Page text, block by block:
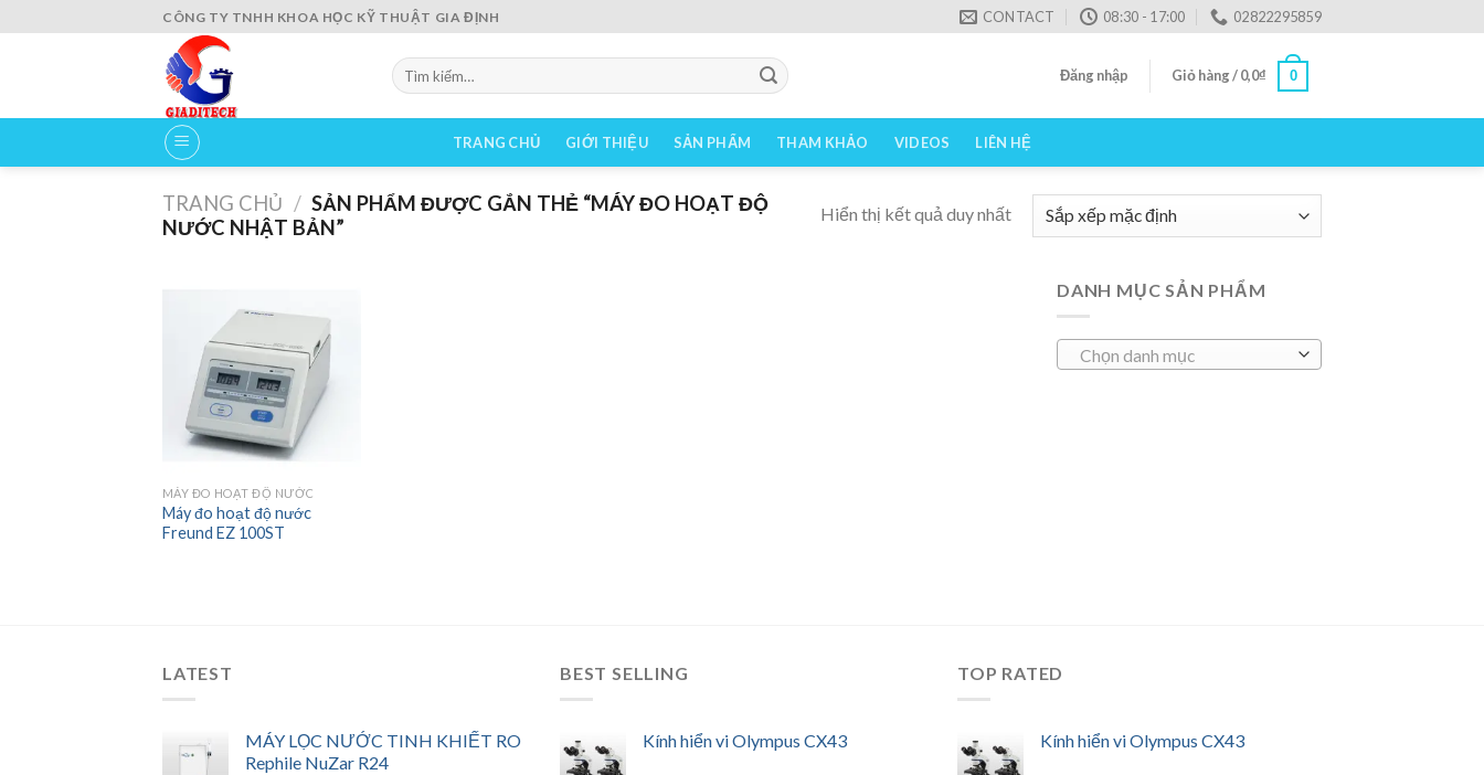
to
CÔNG TY TNHH KHOA HỌC KỸ THUẬT GIA ĐỊNH CONTACT 08:30 - 17:00 02822295859
Tìm
kiếm:
Đăng nhập Giỏ hàng /0,0₫ 0
TRANG CHỦ GIỚI THIỆU SẢN PHẨM THAM KHẢO VIDEOS LIÊN HỆ
TRANG CHỦ / SẢN PHẨM ĐƯỢC GẮN THẺ “MÁY ĐO HOẠT ĐỘ
NƯỚC NHẬT BẢN”
Hiển thị kết quả duy nhất
Add to
wishlist
MÁY ĐO HOẠT ĐỘ NƯỚC
Máy đo hoạt độ nước
Freund EZ 100ST
DANH MỤC SẢN PHẨM
Chọn danh mục
LATEST
MÁY LỌC NƯỚC TINH KHIẾT RO
Rephile NuZar R24
BEST SELLING
Kính hiển vi Olympus CX43
TOP RATED
Kính hiển vi Olympus CX43